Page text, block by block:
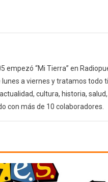
empezó “Mi Tierra” en
lunes a viernes y tratamos todo
cultura, historia,
con más de 10 colaboradores.